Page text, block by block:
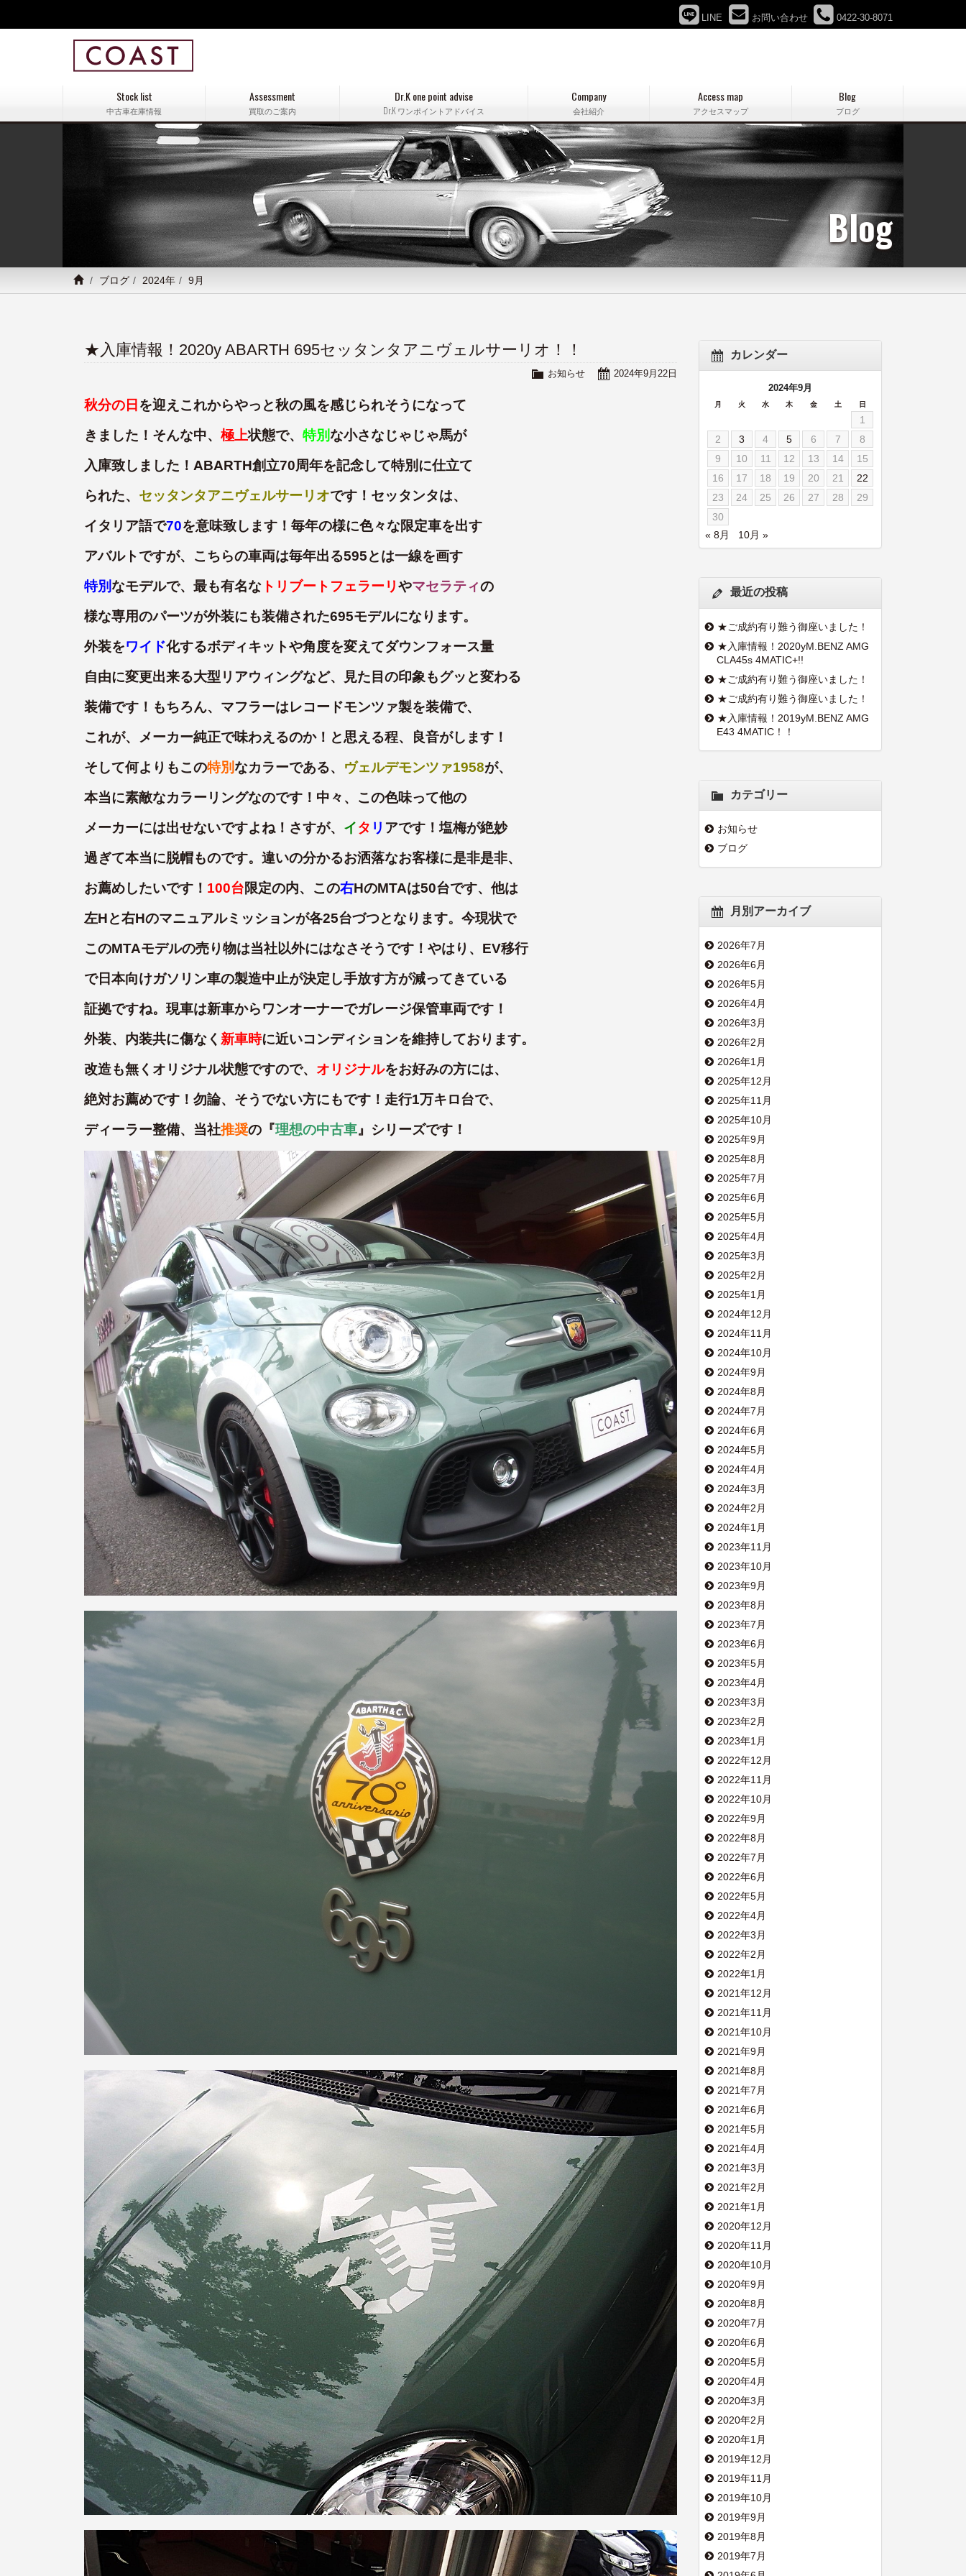
LINE お問い合わせ 0422-30-8071
Stock list
中古車在庫情報
Assessment
買取のご案内
Dr.K one point advise
Dr.K ワンポイントアドバイス
Company
会社紹介
Access map
アクセスマップ
Blog
ブログ
Blog
ブログ 2024年 9月
★入庫情報！2020y ABARTH 695セッタンタアニヴェルサーリオ！！
2024年9月22日
お知らせ
秋分の日 を迎えこれからやっと秋の風を感じられそうになって
きました！そんな中、 極上状態で、 特別な小さなじゃじゃ馬が
入庫致しました！ABARTH創立70周年を記念して特別に仕立て
られた、 セッタンタアニヴェルサーリオです！セッタンタは、
イタリア語で70を意味致します！毎年の様に色々な限定車を出す
アバルトですが、こちらの車両は毎年出る595とは一線を画す
特別なモデルで、最も有名な トリブートフェラーリやマセラティの
様な専用のパーツが外装にも装備された695モデルになります。
外装をワイド化するボディキットや角度を変えてダウンフォース量
自由に変更出来る大型リアウィングなど、見た目の印象もグッと変わる
装備です！もちろん、マフラーはレコードモンツァ製を装備で、
これが、メーカー純正で味わえるのか！と思える程、良音がします！
そして何よりもこの特別なカラーである、 ヴェルデモンツァ1958が、
本当に素敵なカラーリングなのです！中々、この色味って他の
メーカーには出せないですよね！さすが、 イタ リ アです！塩梅が絶妙
過ぎて本当に脱帽ものです。違いの分かるお洒落なお客様に是非是非、
お薦めしたいです！ 100台限定の内、この右HのMTAは50台です、他は
左Hと右Hのマニュアルミッションが各25台づつとなります。今現状で
このMTAモデルの売り物は当社以外にはなさそうです！やはり、EV移行
で日本向けガソリン車の製造中止が決定し手放す方が減ってきている
証拠ですね。現車は新車からワンオーナーでガレージ保管車両です！
外装、内装共に傷なく 新車時に近いコンディションを維持しております。
改造も無くオリジナル状態ですので、 オリジナルをお好みの方には、
絶対お薦めです！勿論、そうでない方にもです！走行1万キロ台で、
ディーラー整備、当社推奨の『理想の中古車』シリーズです！
カレンダー
2024年9月
月 火 水 木 金 土 日
1
2
3 4 5 6 7
8
9
10 11 12 13 14
15
16
17 18 19 20 21
22
23
24 25 26 27 28
29
30
« 8月
10月 »
最近の投稿
★ご成約有り難う御座いました！
★入庫情報！2020yM.BENZ AMG
CLA45s 4MATIC+!!
★ご成約有り難う御座いました！
★ご成約有り難う御座いました！
★入庫情報！2019yM.BENZ AMG
E43 4MATIC！！
カテゴリー
お知らせ
ブログ
月別アーカイブ
2026年7月
2026年6月
2026年5月
2026年4月
2026年3月
2026年2月
2026年1月
2025年12月
2025年11月
2025年10月
2025年9月
2025年8月
2025年7月
2025年6月
2025年5月
2025年4月
2025年3月
2025年2月
2025年1月
2024年12月
2024年11月
2024年10月
2024年9月
2024年8月
2024年7月
2024年6月
2024年5月
2024年4月
2024年3月
2024年2月
2024年1月
2023年11月
2023年10月
2023年9月
2023年8月
2023年7月
2023年6月
2023年5月
2023年4月
2023年3月
2023年2月
2023年1月
2022年12月
2022年11月
2022年10月
2022年9月
2022年8月
2022年7月
2022年6月
2022年5月
2022年4月
2022年3月
2022年2月
2022年1月
2021年12月
2021年11月
2021年10月
2021年9月
2021年8月
2021年7月
2021年6月
2021年5月
2021年4月
2021年3月
2021年2月
2021年1月
2020年12月
2020年11月
2020年10月
2020年9月
2020年8月
2020年7月
2020年6月
2020年5月
2020年4月
2020年3月
2020年2月
2020年1月
2019年12月
2019年11月
2019年10月
2019年9月
2019年8月
2019年7月